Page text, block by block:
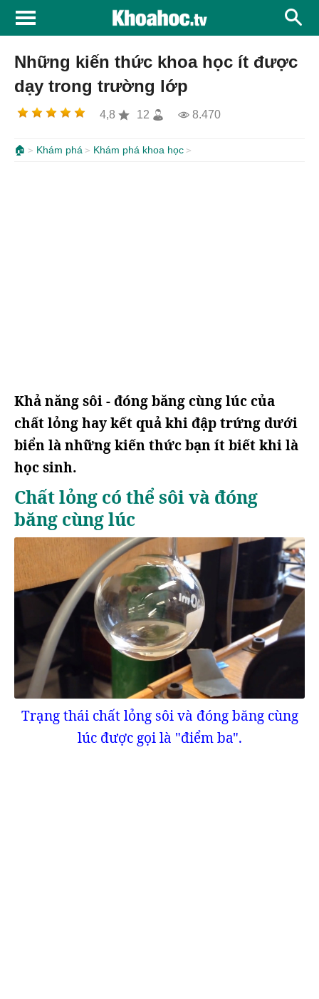
Những kiến thức khoa học ít được
dạy trong trường lớp
4,8 12 8.470
🏠 Khám phá Khám phá khoa học
Khả năng sôi - đóng băng cùng lúc của
chất lỏng hay kết quả khi đập trứng dưới
biển là những kiến thức bạn ít biết khi là
học sinh.
Chất lỏng có thể sôi và đóng
băng cùng lúc
Trạng thái chất lỏng sôi và đóng băng cùng
lúc được gọi là "điểm ba".